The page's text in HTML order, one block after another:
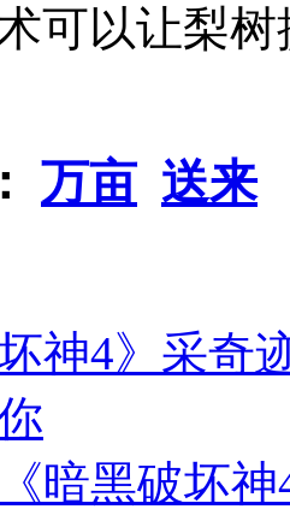
可以让梨
万亩 送来
坏神4》采
暗黑破坏